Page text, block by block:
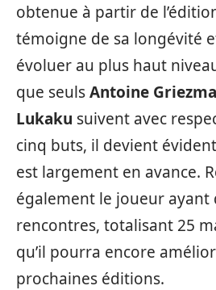
obtenue à partir de
témoigne de sa longévité
évoluer au plus haut
que seulsAntoine
Lukaku suivent avec
cinq buts, il devient
est largement en avance.
également le joueur ayant
rencontres, totalisant 25
qu’il pourra encore
prochaines éditions.